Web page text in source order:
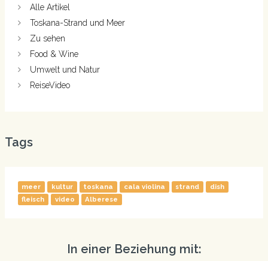
Alle Artikel
Toskana-Strand und Meer
Zu sehen
Food & Wine
Umwelt und Natur
ReiseVideo
Tags
meer kultur toskana cala violina strand
dish
fleisch
video Alberese
In einer Beziehung mit: